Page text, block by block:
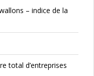
– indice de la
total d’entreprises